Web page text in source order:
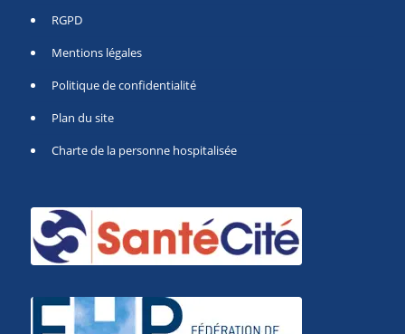
RGPD
Mentions légales
Politique de confidentialité
Plan du site
Charte de la personne hospitalisée